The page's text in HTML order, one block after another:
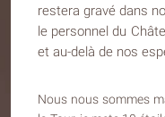
restera gravé dans
le personnel du
et au-delà de nos
Nous nous sommes